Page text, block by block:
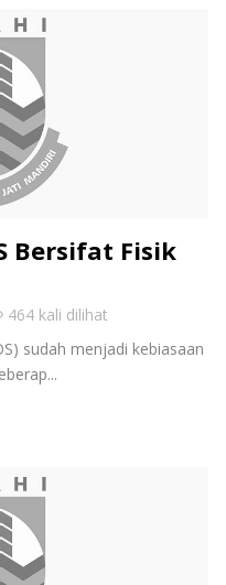
Bersifat Fisik
464 kali dilihat
sudah menjadi kebiasaan